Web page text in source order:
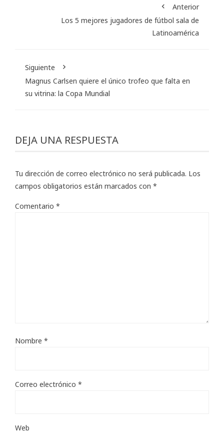
Anterior
Los 5 mejores jugadores de fútbol sala de
Latinoamérica
Siguiente
Magnus Carlsen quiere el único trofeo que falta en
su vitrina: la Copa Mundial
DEJA UNA RESPUESTA
Tu dirección de correo electrónico no será publicada. Los
campos obligatorios están marcados con *
Comentario *
Nombre *
Correo electrónico *
Web